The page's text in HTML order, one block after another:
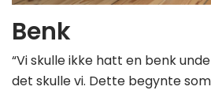
Benk
“Vi skulle ikke hatt en benk
det skulle vi. Dette begynte som